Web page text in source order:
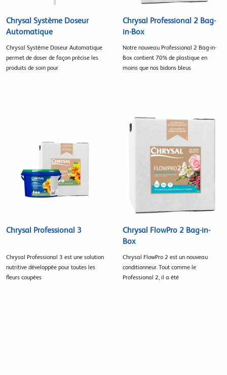
Chrysal Système Doseur
Automatique
Chrysal Système Doseur Automatique
permet de doser de façon précise les
produits de soin pour
Chrysal Professional 2 Bag-
in-Box
Notre nouveau Professional 2 Bag-in-
Box contient 70% de plastique en
moins que nos bidons bleus
Chrysal Professional 3
Chrysal Professional 3 est une solution
nutritive développée pour toutes les
fleurs coupées
Chrysal FlowPro 2 Bag-in-
Box
Chrysal FlowPro 2 est un nouveau
conditionneur. Tout comme le
Professional 2, il a été